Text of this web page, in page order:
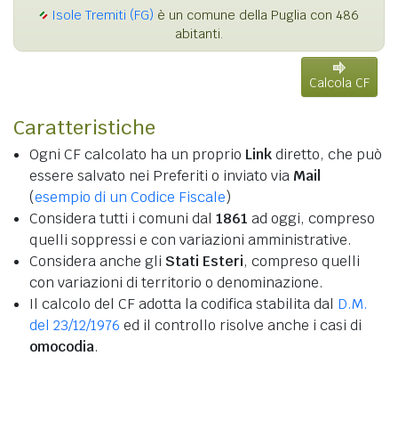
Isole Tremiti (FG) è un comune della Puglia con 486
abitanti.
Calcola CF
Caratteristiche
Ogni CF calcolato ha un proprio Linkdiretto, che può
essere salvato nei Preferiti o inviato via Mail
(esempio di un Codice Fiscale)
Considera tutti i comuni dal 1861 ad oggi, compreso
quelli soppressi e con variazioni amministrative.
Considera anche gli Stati Esteri, compreso quelli
con variazioni di territorio o denominazione.
Il calcolo del CF adotta la codifica stabilita dal D.M.
del 23/12/1976 ed il controllo risolve anche i casi di
omocodia.